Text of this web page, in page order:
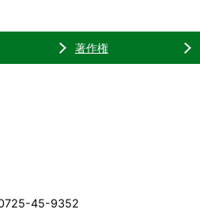
著作権
45-9352